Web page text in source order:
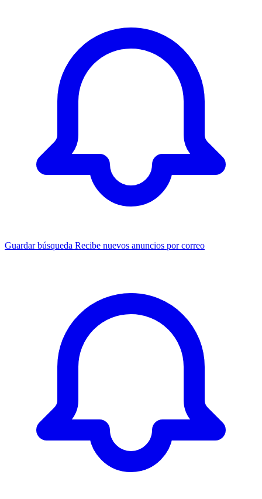
Guardar búsqueda Recibe nuevos anuncios por correo